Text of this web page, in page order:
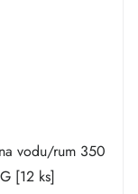
vodu/rum 350
[12 ks]